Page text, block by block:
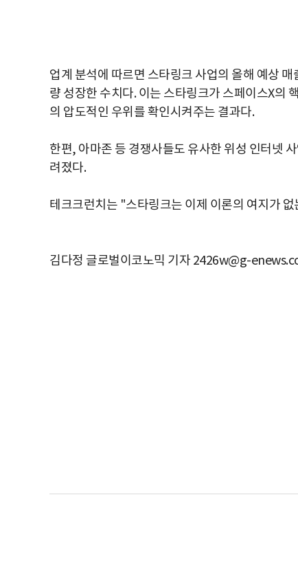
업계 분석에 따르면 스타링크 사업의 올해 예상
량 성장한 수치다. 이는 스타링크가 스페이스X의
의 압도적인 우위를 확인시켜주는 결과다.
한편, 아마존 등 경쟁사들도 유사한 위성 인터넷
려졌다.
테크크런치는 "스타링크는 이제 이론의 여지가
김다정 글로벌이코노믹 기자 2426w@g-